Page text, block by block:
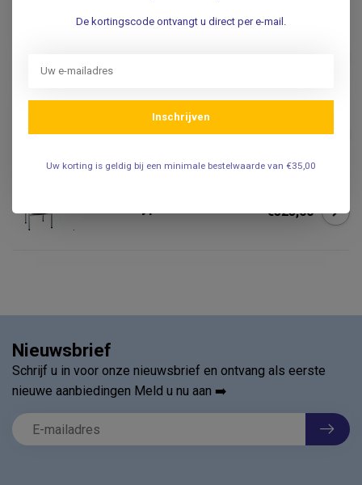
.
Bloedafnamestoel - Vario
€599,95
.
€525,00
Nieuwsbrief
Schrijf u in voor onze nieuwsbrief en ontvang als eerste
nieuwe aanbiedingen Meld u nu aan ➡️
De kortingscode ontvangt u direct per e-mail.
Inschrijven
Uw korting is geldig bij een minimale bestelwaarde van €35,00